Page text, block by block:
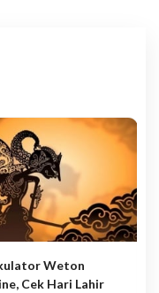
Weton
Cek Hari Lahir